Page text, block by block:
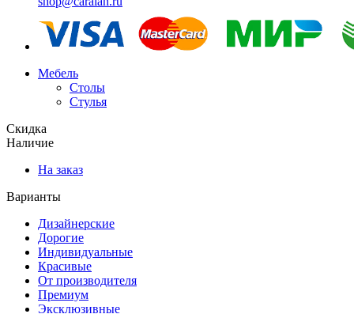
Мебель
Столы
Стулья
Скидка
Наличие
На заказ
Варианты
Дизайнерские
Дорогие
Индивидуальные
Красивые
От производителя
Премиум
Эксклюзивные